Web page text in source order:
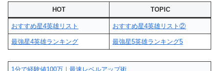
HOT TOPIC
おすすめ星4英雄リスト おすすめ星4英雄リスト②
最強星4英雄ランキング 最強星5英雄ランキング5
1分で経験値100万｜最速レベルアップ術